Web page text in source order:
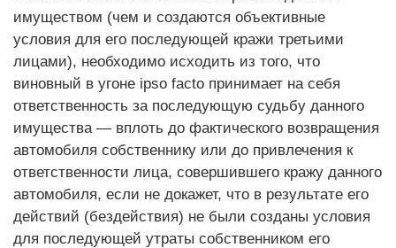
имуществом (чем и создаются объективные
условия для его последующей кражи третьими
лицами), необходимо исходить из того, что
виновный в угоне ipso facto принимает на себя
ответственность за последующую судьбу данного
имущества — вплоть до фактического возвращения
автомобиля собственнику или до привлечения к
ответственности лица, совершившего кражу данного
автомобиля, если не докажет, что в результате его
действий (бездействия) не были созданы условия
для последующей утраты собственником его